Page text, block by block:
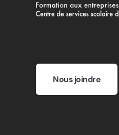
Nous joindre